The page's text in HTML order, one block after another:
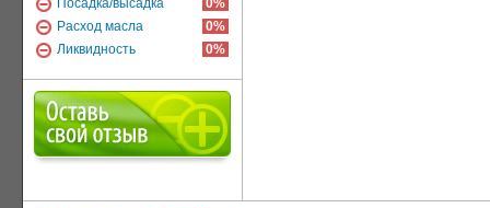
Посадка/высадка
0%
Расход масла
0%
Ликвидность
0%